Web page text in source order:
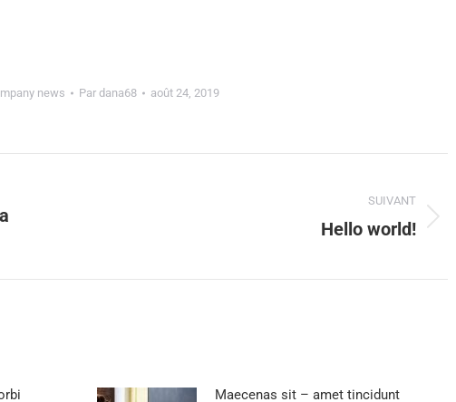
news Par dana68 août 24, 2019
SUIVANT
Hello world!
Maecenas sit – amet tincidunt